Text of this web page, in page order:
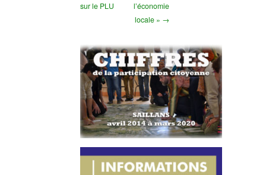
sur le PLU
l’économie
locale » →